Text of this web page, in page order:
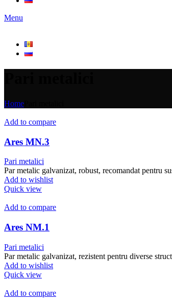
Menu
Home
Add to compare
Ares MN.3
Pari metalici
Par metalic galvanizat, robust, recomandat pentru
Add to wishlist
Quick view
Add to compare
Ares NM.1
Pari metalici
Par metalic galvanizat, rezistent pentru diverse
Add to wishlist
Quick view
Add to compare